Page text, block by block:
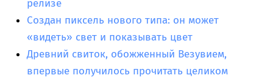
релизе
Создан пиксель нового типа: он может
«видеть» свет и показывать цвет
Древний свиток, обожженный Везувием,
впервые получилось прочитать целиком